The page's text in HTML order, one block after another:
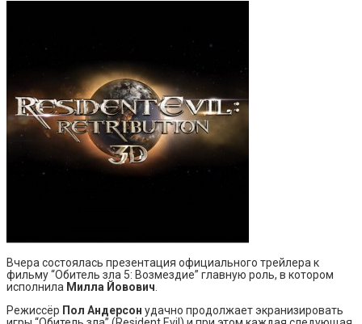
Вчера состоялась презентация официального трейлера к
фильму “Обитель зла 5: Возмездие” главную роль, в котором
исполнила Милла Йовович
Режиссёр Пол Андерсон удачно продолжает экранизировать